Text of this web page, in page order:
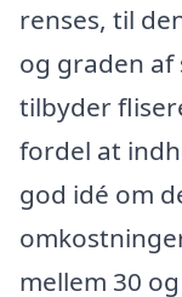
renses, til
og graden af
tilbyder
fordel at
god idé om
mellem 30